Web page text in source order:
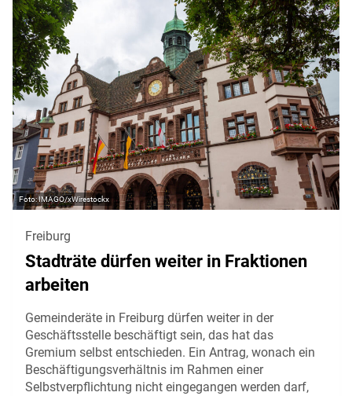
IMAGO/xWirestockx
Freiburg
Stadträte dürfen weiter in Fraktionen
arbeiten
Gemeinderäte in Freiburg dürfen weiter in der
Geschäftsstelle beschäftigt sein, das hat das
Gremium selbst entschieden. Ein Antrag, wonach ein
Beschäftigungsverhältnis im Rahmen einer
Selbstverpflichtung nicht eingegangen werden darf,